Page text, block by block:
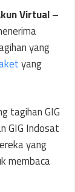
Virtual–
yang
yang
tagihan GIG
GIG Indosat
yang
membaca